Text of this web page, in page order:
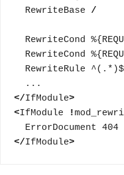
  RewriteBase
/
</IfModule>
<IfModule !
  ErrorDocument 404
</IfModule>